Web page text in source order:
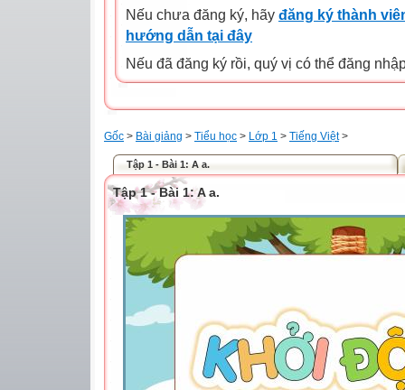
Nếu chưa đăng ký, hãy đăng ký thành
hướng dẫn tại đây
Nếu đã đăng ký rồi, quý vị có thể đăng
Gốc > Bài giảng > Tiểu học > Lớp 1 > Tiếng Việt>
Tập 1 - Bài 1: A a.
Tập 1 - Bài 1: A a.